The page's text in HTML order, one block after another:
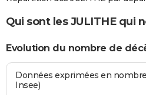
Qui sont les JULITHE qui
Evolution du nombre de
Données exprimées en
Insee)